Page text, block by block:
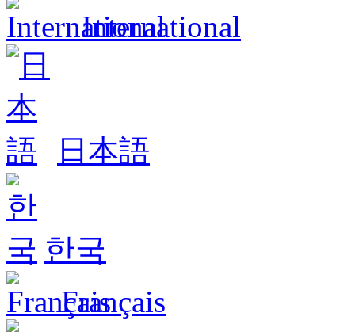
International
日本語
한국
Français